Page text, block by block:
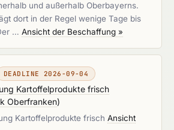
und außerhalb Oberbayerns.
dort in der Regel wenige Tage bis
… Ansicht der Beschaffung »
DEADLINE 2026-09-04
Kartoffelprodukte frisch
Oberfranken)
Kartoffelprodukte frisch Ansicht